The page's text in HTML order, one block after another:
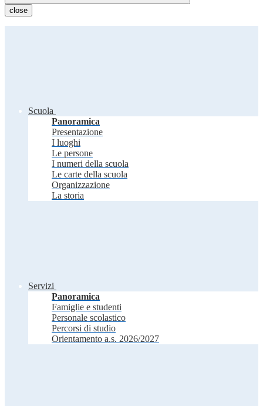
close
Scuola
Panoramica
Presentazione
I luoghi
Le persone
I numeri della scuola
Le carte della scuola
Organizzazione
La storia
Servizi
Panoramica
Famiglie e studenti
Personale scolastico
Percorsi di studio
Orientamento a.s. 2026/2027